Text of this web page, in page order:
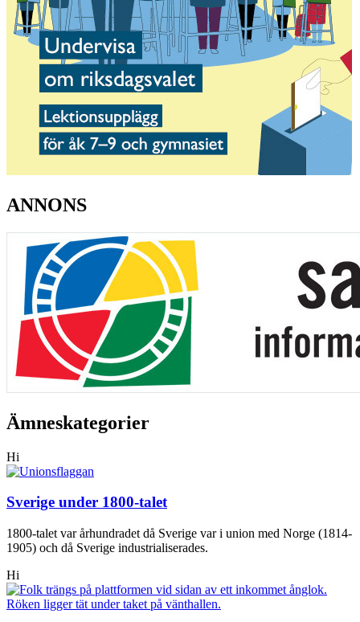
ANNONS
Ämneskategorier
Hi
Sverige under 1800-talet
1800-talet var århundradet då Sverige var i union med Norge (1814-
1905) och då Sverige industrialiserades.
Hi